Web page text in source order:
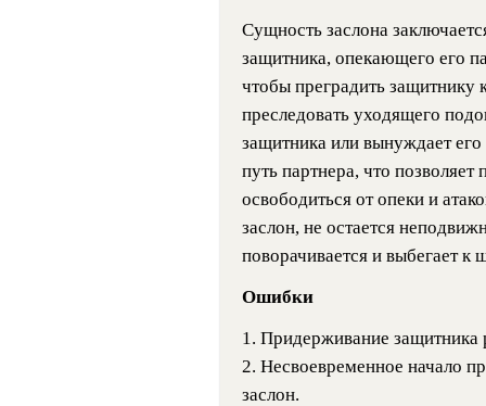
Сущность заслона
защитника, опекающего его
чтобы преградить
преследовать уходящего
защитника или вынуждает
путь партнера, что
освободиться от опеки и
заслон, не остается
поворачивается и выбегает к
Ошибки
1. Придерживание защитника
2. Несвоевременное начало
заслон.